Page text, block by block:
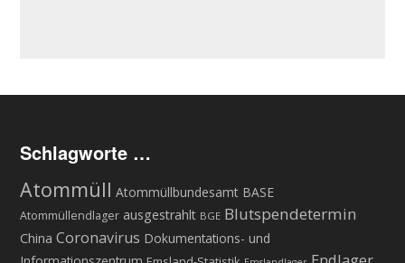
Schlagworte …
Atommüll Atommüllbundesamt BASE
Atommüllendlager ausgestrahlt BGE Blutspendetermin
China Coronavirus Dokumentations- und